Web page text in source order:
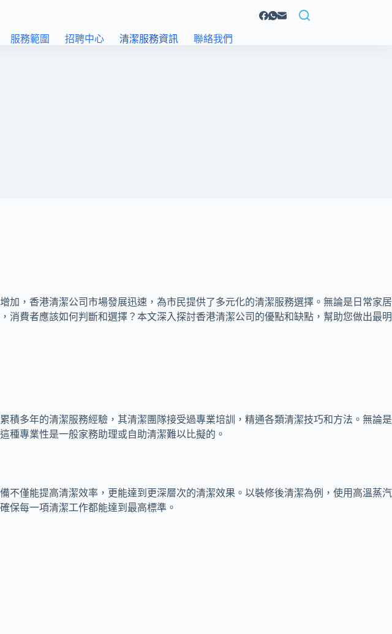
服務範圍 招聘中心 清潔服務資訊 聯絡我們
，香港清潔公司市場發展迅速，為市民提供了多元化的清潔服務選擇。無論是日常家居
費者應該如何判斷和選擇？本文深入探討香港清潔公司的優點和缺點，幫助您做出最明
多年的清潔服務經驗，其清潔團隊接受過專業培訓，精通各類清潔技巧和方法。無論是
種專業性是一般家務助理或自助清潔難以比擬的。
僅能提高清潔效率，更能達到更深層次的清潔效果。以裝修後清潔為例，使用高溫蒸汽
保每一項清潔工作都能達到最高標準。